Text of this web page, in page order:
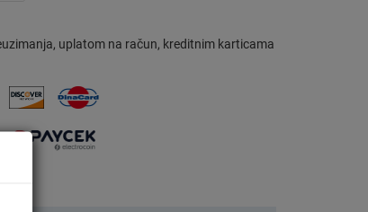
uplatom na račun, kreditnim karticama